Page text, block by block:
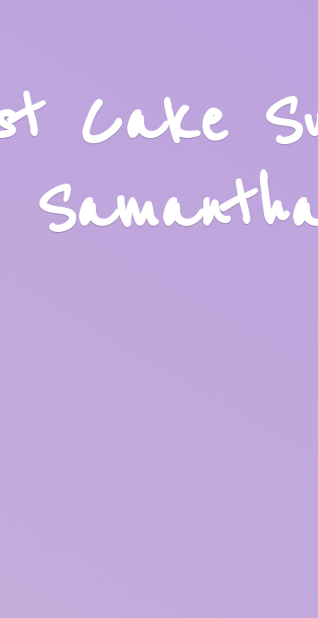
Cake